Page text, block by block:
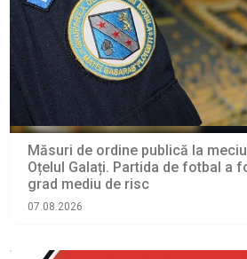
Măsuri de ordine publică la
Oțelul Galați. Partida de fotbal a
grad mediu de risc
07.08.2026